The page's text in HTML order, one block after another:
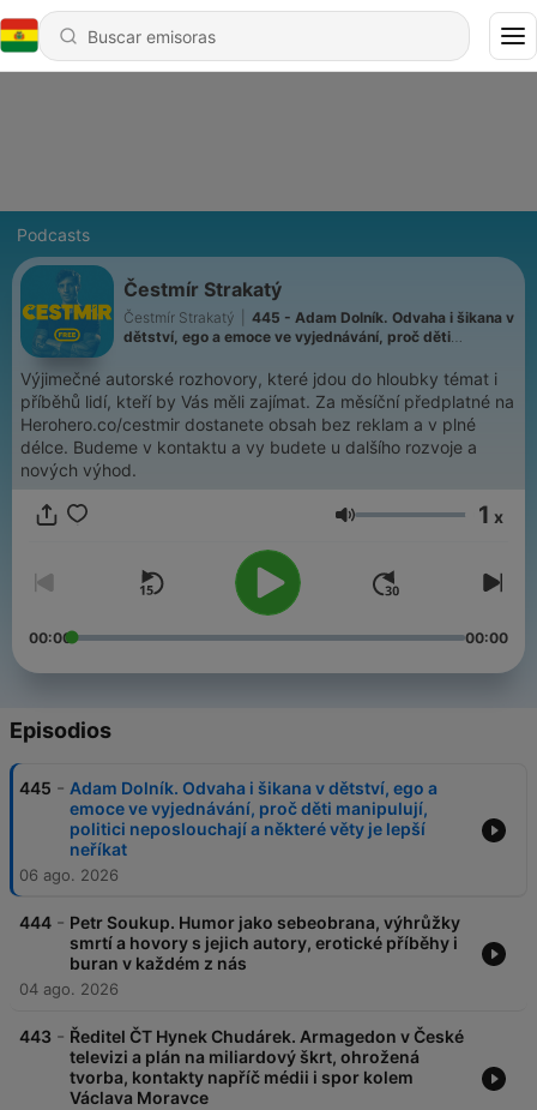
Podcasts
Čestmír Strakatý
Čestmír Strakatý
445 - Adam Dolník. Odvaha i šikana v
dětství, ego a emoce ve vyjednávání, proč děti
neříkat
Výjimečné autorské rozhovory, které jdou do hloubky témat i
příběhů lidí, kteří by Vás měli zajímat. Za měsíční předplatné na
Herohero.co/cestmir dostanete obsah bez reklam a v plné
délce. Budeme v kontaktu a vy budete u dalšího rozvoje a
nových výhod.
Volumen 1 x
00:00 00:00
Episodios
445 - Adam Dolník. Odvaha i šikana v dětství, ego a
emoce ve vyjednávání, proč děti manipulují,
politici neposlouchají a některé věty je lepší
neříkat
06 ago. 2026
444 - Petr Soukup. Humor jako sebeobrana, výhrůžky
smrtí a hovory s jejich autory, erotické příběhy i
buran v každém z nás
04 ago. 2026
443 - Ředitel ČT Hynek Chudárek. Armagedon v České
televizi a plán na miliardový škrt, ohrožená
tvorba, kontakty napříč médii i spor kolem
Václava Moravce